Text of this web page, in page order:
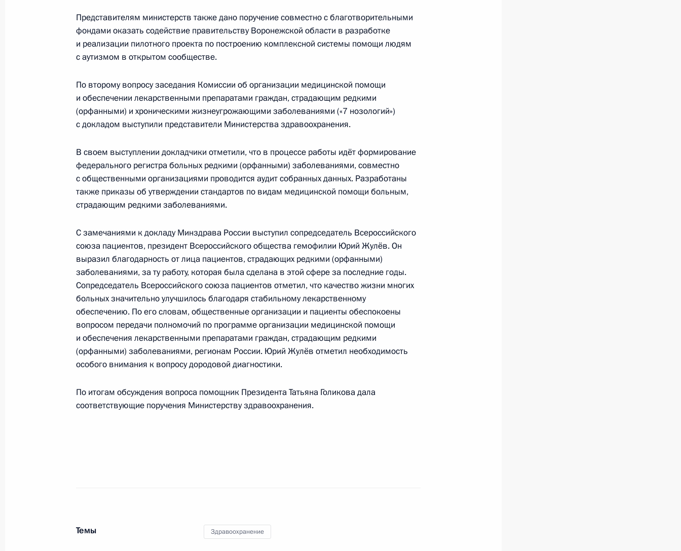
21 августа 2013 года, среда
Заседание Комиссии по вопросам кадровой политики
21 августа 2013 года, 14:30
Заседание президиума Совета по противодействию коррупции
15 августа 2013 года, 18:30 Москва
Поздравление с Днём физкультурника
10 августа 2013 года, 10:00
30 июля 2013 года, вторник
Поздравление Ирине Винер-Усмановой с Днём рождения
30 июля 2013 года, 11:00
29 июля 2013 года, понедельник
федеральных судей
Представителям министерств также дано поручение совместно с благотворительными
фондами оказать содействие правительству Воронежской области в разработке
и реализации пилотного проекта по построению комплексной системы помощи людям
с аутизмом в открытом сообществе.
По второму вопросу заседания Комиссии об организации медицинской помощи
и обеспечении лекарственными препаратами граждан, страдающим редкими
(орфанными) и хроническими жизнеугрожающими заболеваниями («7 нозологий»)
с докладом выступили представители Министерства здравоохранения.
В своем выступлении докладчики отметили, что в процессе работы идёт формирование
федерального регистра больных редкими (орфанными) заболеваниями, совместно
с общественными организациями проводится аудит собранных данных. Разработаны
также приказы об утверждении стандартов по видам медицинской помощи больным,
страдающим редкими заболеваниями.
С замечаниями к докладу Минздрава России выступил сопредседатель Всероссийского
союза пациентов, президент Всероссийского общества гемофилии Юрий Жулёв. Он
выразил благодарность от лица пациентов, страдающих редкими (орфанными)
заболеваниями, за ту работу, которая была сделана в этой сфере за последние годы.
Сопредседатель Всероссийского союза пациентов отметил, что качество жизни многих
больных значительно улучшилось благодаря стабильному лекарственному
обеспечению. По его словам, общественные организации и пациенты обеспокоены
вопросом передачи полномочий по программе организации медицинской помощи
и обеспечения лекарственными препаратами граждан, страдающим редкими
(орфанными) заболеваниями, регионам России. Юрий Жулёв отметил необходимость
особого внимания к вопросу дородовой диагностики.
По итогам обсуждения вопроса помощник Президента Татьяна Голикова дала
соответствующие поручения Министерству здравоохранения.
Темы Здравоохранение